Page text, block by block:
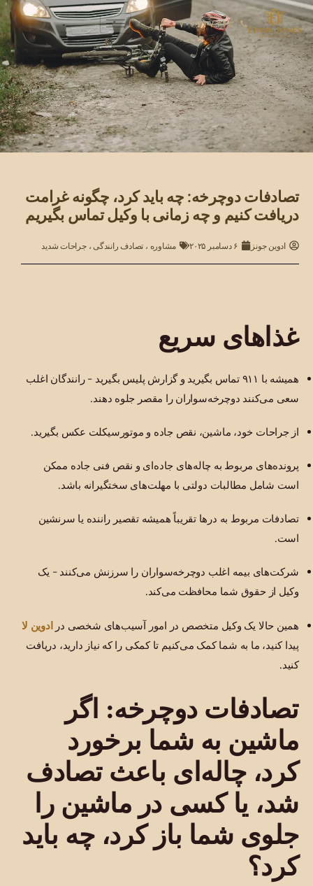
۷۰۲-۳۳۷-۳۴۳۰
تصادفات دوچرخه: چه باید کرد، چگونه غرامت
دریافت کنیم و چه زمانی با وکیل تماس بگیریم
ادوین جونز ۶ دسامبر ۲۰۲۵ مشاوره ، تصادف رانندگی ،جراحات شدید
غذاهای سریع
همیشه با ۹۱۱ تماس بگیرید و گزارش پلیس بگیرید - رانندگان اغلب
سعی می‌کنند دوچرخه‌سواران را مقصر جلوه دهند.
از جراحات خود، ماشین، نقص جاده و موتورسیکلت عکس بگیرید.
پرونده‌های مربوط به چاله‌های جاده‌ای و نقص فنی جاده ممکن
است شامل مطالبات دولتی با مهلت‌های سختگیرانه باشد.
تصادفات مربوط به درها تقریباً همیشه تقصیر راننده یا سرنشین
است.
شرکت‌های بیمه اغلب دوچرخه‌سواران را سرزنش می‌کنند - یک
وکیل از حقوق شما محافظت می‌کند.
همین حالا یک وکیل متخصص در امور آسیب‌های شخصی در ادوین لا
پیدا کنید، ما به شما کمک می‌کنیم تا کمکی را که نیاز دارید، دریافت
کنید.
تصادفات دوچرخه: اگر
ماشین به شما برخورد
کرد، چاله‌ای باعث تصادف
شد، یا کسی در ماشین را
جلوی شما باز کرد، چه باید
کرد؟